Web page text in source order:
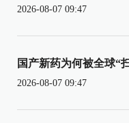
2026-08-07 09:47
国产新药为何被全球“
2026-08-07 09:47